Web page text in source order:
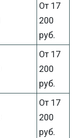
От 17
200
руб.
От 17
200
руб.
От 17
200
руб.